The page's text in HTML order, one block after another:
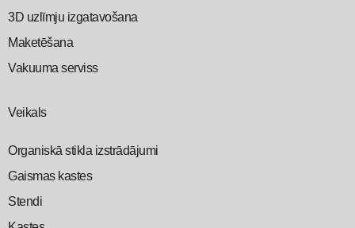
3D uzlīmju izgatavošana
Maketēšana
Vakuuma serviss
Veikals
Organiskā stikla izstrādājumi
Gaismas kastes
Stendi